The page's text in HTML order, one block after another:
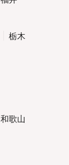
栃木
和歌山